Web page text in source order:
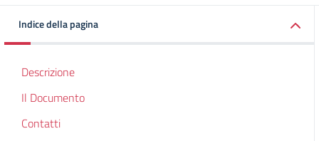
Indice della pagina
Descrizione
Il Documento
Contatti